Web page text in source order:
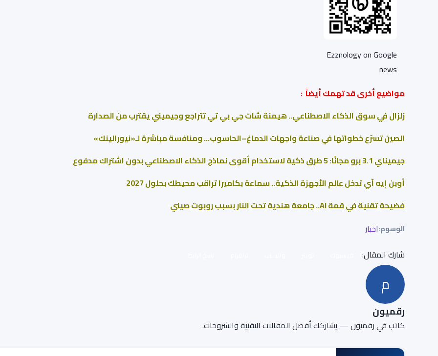
Ezznology on Google
news
مواضيع أخرى قد تهمك أيضاً :
زلزال في سوق الذكاء الاصطناعي.. هيمنة شات جي بي تي تتراجع وجيميني يقترب من الصدارة
الصين تسرّع خطواتها في صناعة واجهات الدماغ–الحاسوب… ومنافسة مباشرة لـ«نيورالينك»
جيميناي 3.1 برو مجانًا: 5 طرق ذكية لاستخدام أقوى نماذج الذكاء الاصطناعي بدون اشتراك مدفوع
أوبن إيه آي تدخل عالم الأجهزة الذكية.. سماعة بكاميرا تراقب محيطك بحلول 2027
فضيحة تقنية في قمة AI.. جامعة هندية تحت النار بسبب روبوت صيني
الوسوم:اخبار
شارك المقال:
م
رقميون
كاتب في رقميون — يشاركك أفضل المقالات التقنية والشروحات.